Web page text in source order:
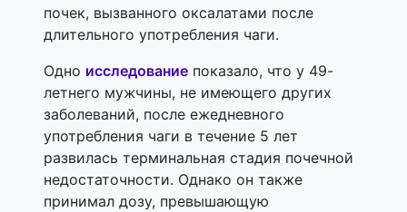
почек, вызванного оксалатами после
длительного употребления чаги.
Одно исследование показало, что у 49-
летнего мужчины, не имеющего других
заболеваний, после ежедневного
употребления чаги в течение 5 лет
развилась терминальная стадия почечной
недостаточности. Однако он также
принимал дозу, превышающую